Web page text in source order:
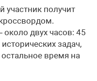
участник получит
двух часов: 45
задач,
время на